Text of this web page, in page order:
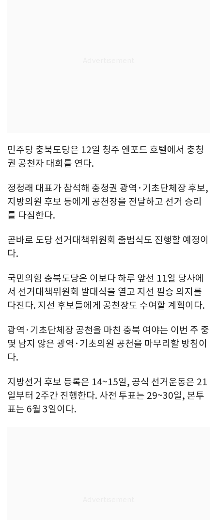
민주당 충북도당은 12일 청주 엔포드 호텔에서 충청
권 공천자 대회를 연다.
정청래 대표가 참석해 충청권 광역·기초단체장 후보,
지방의원 후보 등에게 공천장을 전달하고 선거 승리
를 다짐한다.
곧바로 도당 선거대책위원회 출범식도 진행할 예정이
다.
국민의힘 충북도당은 이보다 하루 앞선 11일 당사에
서 선거대책위원회 발대식을 열고 지선 필승 의지를
다진다. 지선 후보들에게 공천장도 수여할 계획이다.
광역·기초단체장 공천을 마친 충북 여야는 이번 주 중
몇 남지 않은 광역·기초의원 공천을 마무리할 방침이
다.
지방선거 후보 등록은 14~15일, 공식 선거운동은 21
일부터 2주간 진행한다. 사전 투표는 29~30일, 본투
표는 6월 3일이다.